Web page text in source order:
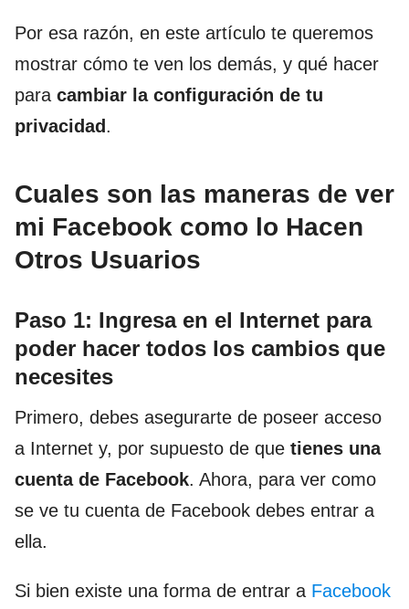
Por esa razón, en este artículo te queremos
mostrar cómo te ven los demás, y qué hacer
para cambiar la configuración de tu
privacidad .
Cuales son las maneras de ver
mi Facebook como lo Hacen
Otros Usuarios
Paso 1: Ingresa en el Internet para
poder hacer todos los cambios que
necesites
Primero, debes asegurarte de poseer acceso
a Internet y, por supuesto de que tienes una
cuenta de Facebook. Ahora, para ver como
se ve tu cuenta de Facebook debes entrar a
ella.
Si bien existe una forma de entrar a Facebook